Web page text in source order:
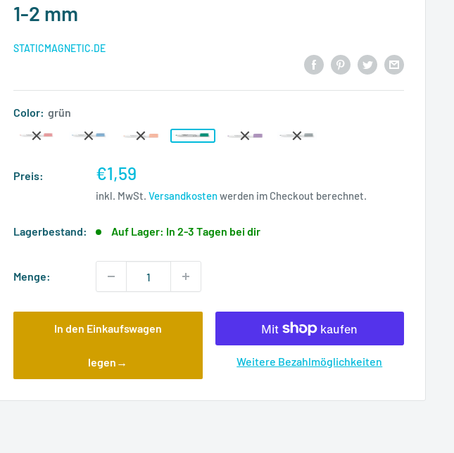
1-2 mm
STATICMAGNETIC.DE
Color: grün
Preis: Sonderpreis
€1,59
inkl. MwSt. Versandkostenwerden im Checkout berechnet.
Lagerbestand: Auf Lager: In 2-3 Tagen bei dir
Menge:
In den Einkaufswagen
legen→ Weitere Bezahlmöglichkeiten